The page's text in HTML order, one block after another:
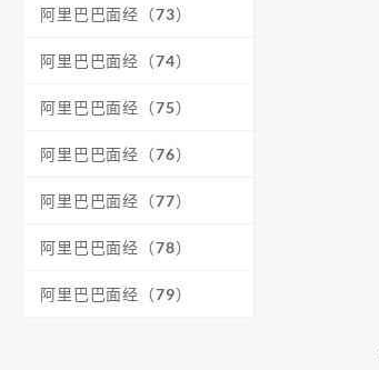
阿里巴巴面经（73）
阿里巴巴面经（74）
阿里巴巴面经（75）
阿里巴巴面经（76）
阿里巴巴面经（77）
阿里巴巴面经（78）
阿里巴巴面经（79）